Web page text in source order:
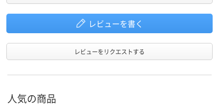
レビューを書く
レビューをリクエストする
人気の商品